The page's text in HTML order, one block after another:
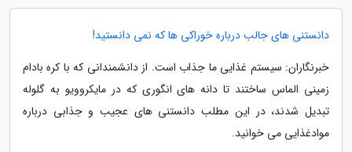
دانستنی های جالب درباره خوراکی ها که نمی دانستید!
خبرنگاران: سیستم غذایی ما جذاب است. از دانشمندانی که با کره بادام
زمینی الماس ساختند تا دانه های انگوری که در مایکروویو به گلوله
تبدیل شدند، در این مطلب دانستنی های عجیب و جذابی درباره
موادغذایی می خوانید.